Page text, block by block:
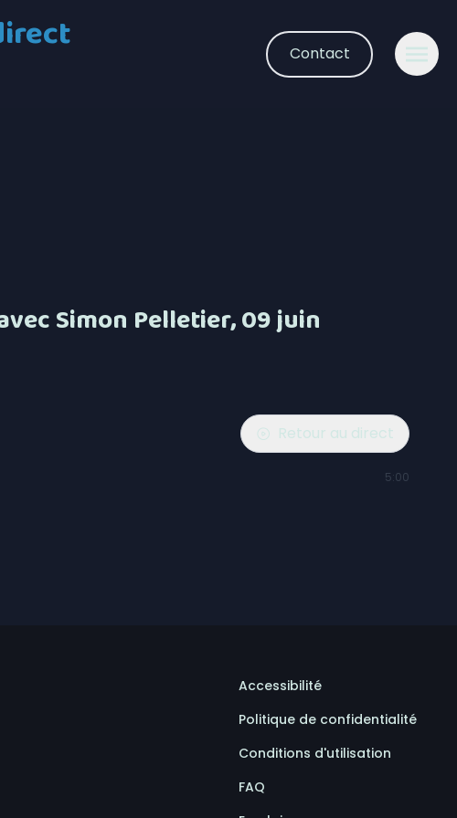
Contact
Simon Pelletier, 09 juin
Retour au direct
5:00
Accessibilité
Politique de confidentialité
Conditions d'utilisation
FAQ